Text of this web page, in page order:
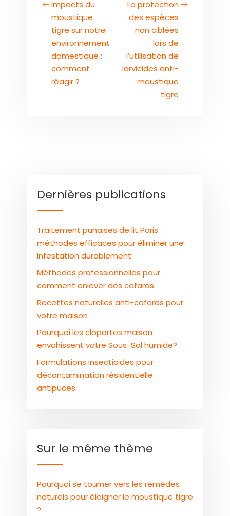
Impacts du
moustique
tigre sur notre
environnement
domestique :
comment
réagir ?
La protection
des espèces
non ciblées
lors de
l’utilisation de
larvicides anti-
moustique
tigre
Dernières publications
Traitement punaises de lit Paris :
méthodes efficaces pour éliminer une
infestation durablement
Méthodes professionnelles pour
comment enlever des cafards
Recettes naturelles anti-cafards pour
votre maison
Pourquoi les cloportes maison
envahissent votre Sous-Sol humide?
Formulations insecticides pour
décontamination résidentielle
antipuces
Sur le même thème
Pourquoi se tourner vers les remèdes
naturels pour éloigner le moustique tigre
?